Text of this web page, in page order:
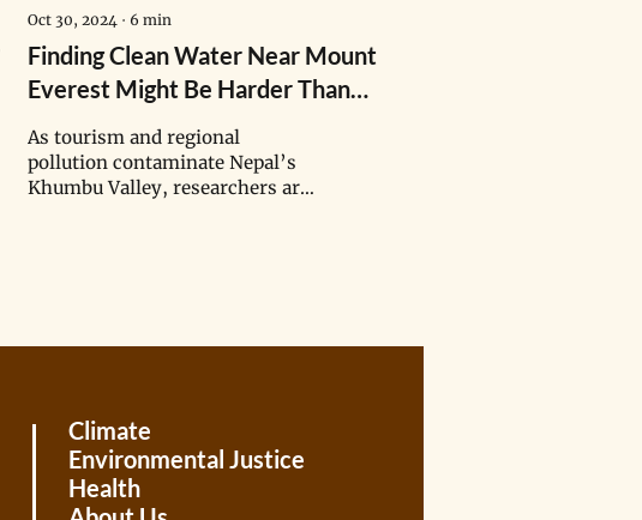
Oct 30, 2024 ∙ 6 min
Finding Clean Water Near Mount
Everest Might Be Harder Than
Summiting It
As tourism and regional
pollution contaminate Nepal’s
Khumbu Valley, researchers are
Climate
Environmental Justice
Health